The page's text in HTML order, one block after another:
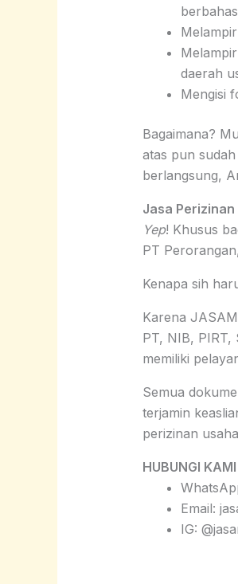
daerah
Mengisi
Bagaimana?
atas pun
berlangsung,
Jasa
Yep! Khusus
PT
Kenapa sih
Karena
PT, NIB, PIRT,
memiliki
Semua
terjamin
perizinan
HUBUNGI KAMI
Email:
IG: